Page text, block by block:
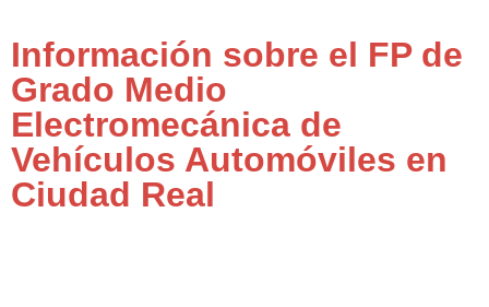
Información sobre el FP de
Grado Medio
Electromecánica de
Vehículos Automóviles en
Ciudad Real